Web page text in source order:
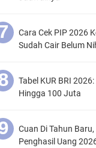
Cara Cek PIP 2026
Sudah Cair Belum
Tabel KUR BRI
Hingga 100 Juta
Cuan Di Tahun
Penghasil Uang